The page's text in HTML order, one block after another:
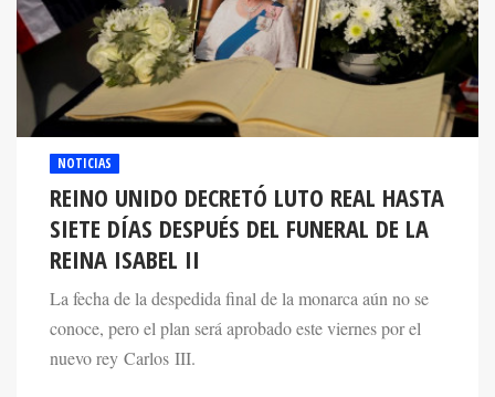
NOTICIAS
REINO UNIDO DECRETÓ LUTO REAL HASTA
SIETE DÍAS DESPUÉS DEL FUNERAL DE LA
REINA ISABEL II
La fecha de la despedida final de la monarca aún no se
conoce, pero el plan será aprobado este viernes por el
nuevo rey Carlos III.